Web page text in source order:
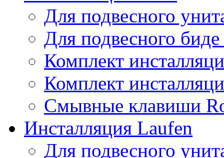
Для подвесного
Для подвесного биде
Комплект
Комплект
Смывные клавиши
Инсталляция Laufen
Для подвесного